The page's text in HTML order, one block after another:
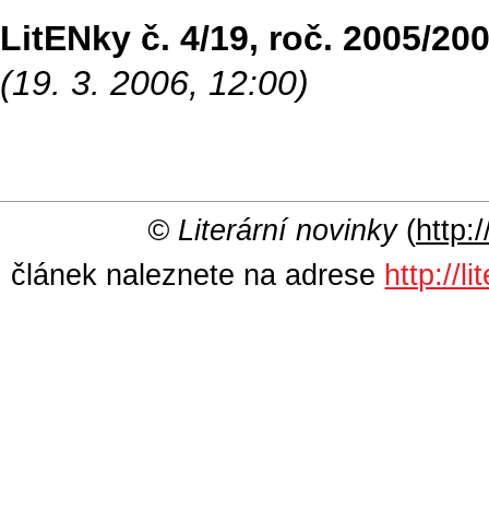
LitENky č. 4/19, roč. 2005/
(19. 3. 2006, 12:00)
© Literární novinky(
článek naleznete na adrese http://